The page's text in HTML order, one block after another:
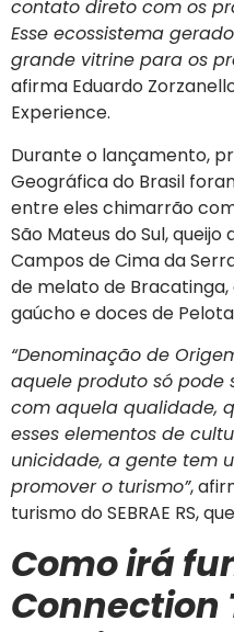
contato direto com os
Esse ecossistema
grande vitrine para os
afirma Eduardo
Experience.
Durante o lançamento,
Geográfica do Brasil
entre eles chimarrão
São Mateus do Sul,
Campos de Cima da
de melato de
gaúcho e doces de
“Denominação de
aquele produto só pode
com aquela qualidade,
esses elementos de
unicidade, a gente tem
promover o turismo”,
turismo do SEBRAE RS,
Como irá
Connection